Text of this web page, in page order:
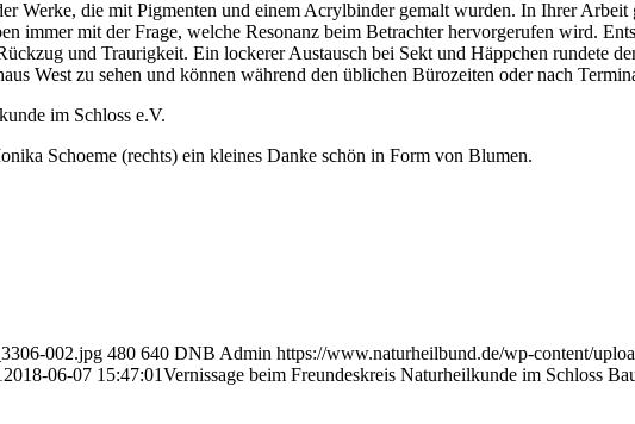
Werke, die mit Pigmenten und einem Acrylbinder gemalt wurden. In Ihrer Arbeit
immer mit der Frage, welche Resonanz beim Betrachter hervorgerufen wird.
und Traurigkeit. Ein lockerer Austausch bei Sekt und Häppchen rundete
West zu sehen und können während den üblichen Bürozeiten oder nach
im Schloss e.V.
Schoeme (rechts) ein kleines Danke schön in Form von Blumen.
002.jpg 480 640 DNB Admin https://www.naturheilbund.de/wp-content/
2018-06-07 15:47:01Vernissage beim Freundeskreis Naturheilkunde im Schloss